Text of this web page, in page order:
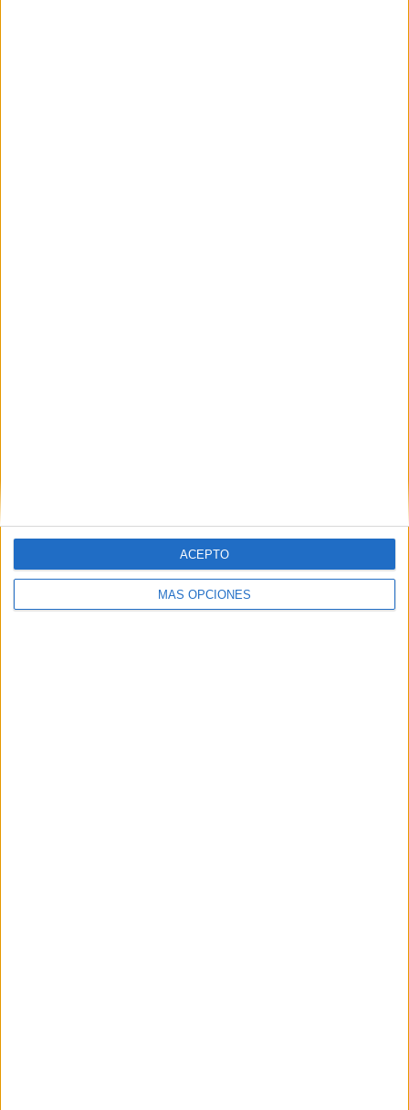
MÁS OPCIONES
ACEPTO